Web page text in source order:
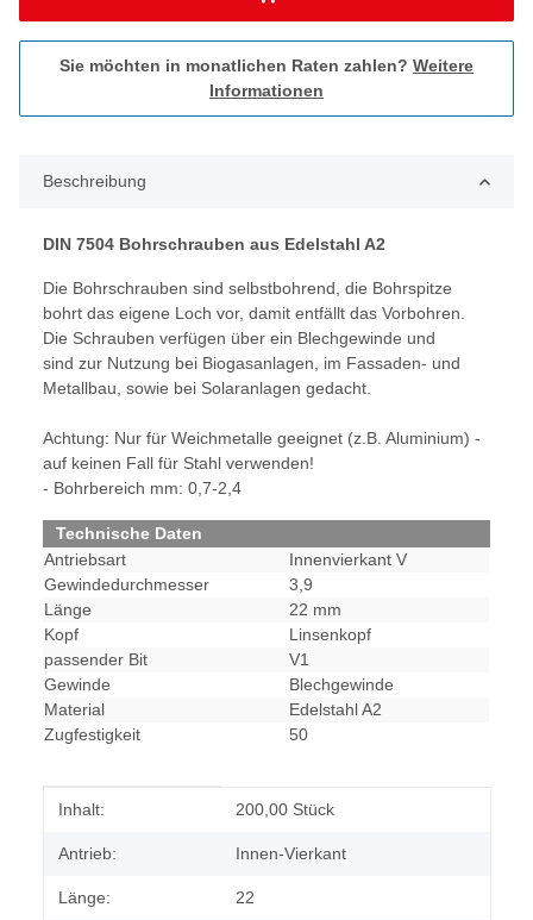
Sie möchten in monatlichen Raten zahlen? Weitere
Informationen
Beschreibung
DIN 7504 Bohrschrauben aus Edelstahl A2
Die Bohrschrauben sind selbstbohrend, die Bohrspitze
bohrt das eigene Loch vor, damit entfällt das Vorbohren.
Die Schrauben verfügen über ein Blechgewinde und
sind zur Nutzung bei Biogasanlagen, im Fassaden- und
Metallbau, sowie bei Solaranlagen gedacht.
Achtung: Nur für Weichmetalle geeignet (z.B. Aluminium) -
auf keinen Fall für Stahl verwenden!
- Bohrbereich mm: 0,7-2,4
Technische Daten
Antriebsart
Innenvierkant V
Gewindedurchmesser
3,9
Länge
22 mm
Kopf
Linsenkopf
passender Bit
V1
Gewinde
Blechgewinde
Material
Edelstahl A2
Zugfestigkeit
50
Produkteigenschaft
Wert
Inhalt: 200,00 Stück
Antrieb: Innen-Vierkant
Länge: 22